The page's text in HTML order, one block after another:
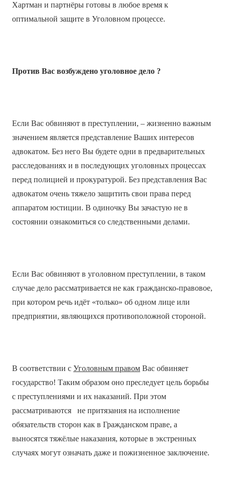
Хартман и партнёры готовы в любое время к
оптимальной защите в Уголовном процессе.
Против Вас возбуждено уголовное дело ?
Если Вас обвиняют в преступлении, – жизненно важным
значением является представление Ваших интересов
адвокатом. Без него Вы будете одни в предварительных
расследованиях и в последующих уголовных процессах
перед полицией и прокуратурой. Без представления Вас
адвокатом очень тяжело защитить свои права перед
аппаратом юстиции. В одиночку Вы зачастую не в
состоянии ознакомиться со следственными делами.
Если Вас обвиняют в уголовном преступлении, в таком
случае дело рассматривается не как гражданско-правовое,
при котором речь идёт «только» об одном лице или
предприятии, являющихся противоположной стороной.
В соответствии с Уголовным правом Вас обвиняет
государство! Таким образом оно преследует цель борьбы
с преступлениями и их наказаний. При этом
рассматриваются не притязания на исполнение
обязательств сторон как в Гражданском праве, а
выносятся тяжёлые наказания, которые в экстренных
случаях могут означать даже и пожизненное заключение.